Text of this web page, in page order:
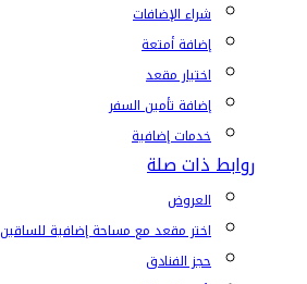
شراء الإضافات
إضافة أمتعة
اختيار مقعد
إضافة تأمين السفر
خدمات إضافية
روابط ذات صلة
العروض
اختر مقعد مع مساحة إضافية للساقين
حجز الفنادق